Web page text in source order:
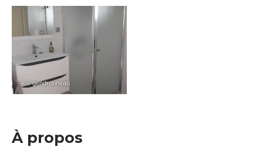
– © gendronneau
À propos